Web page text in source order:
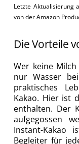
Letzte Aktualisierung
von der Amazon
Die Vorteile
Wer keine
nur Wasser
praktisches
Kakao. Hier ist
enthalten. Der
aufgegossen
Instant-Kakao
Begleiter für